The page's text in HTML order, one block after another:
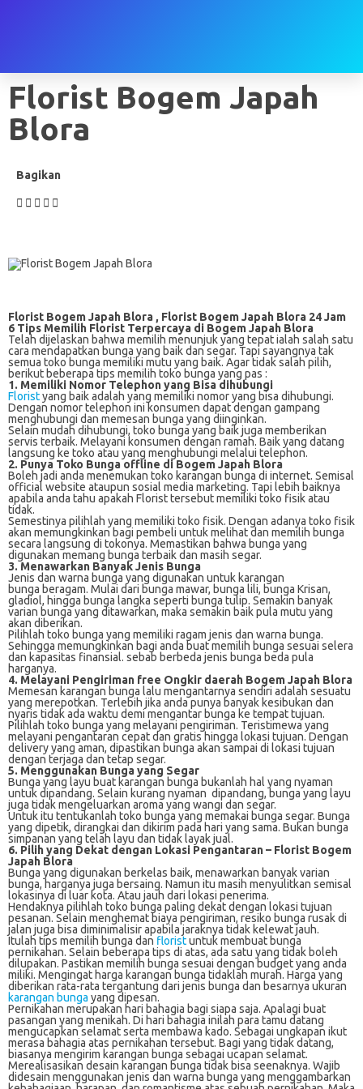
Florist Bogem Japah
Blora
Bagikan
Florist Bogem Japah Blora , Florist Bogem Japah Blora 24 Jam
6 Tips Memilih Florist Terpercaya di Bogem Japah Blora
Telah dijelaskan bahwa memilih menunjuk yang tepat ialah salah satu
cara mendapatkan bunga yang baik dan segar. Tapi sayangnya tak
semua toko bunga memiliki mutu yang baik. Agar tidak salah pilih,
berikut beberapa tips memilih toko bunga yang pas :
1. Memiliki Nomor Telephon yang Bisa dihubungi
Floristyang baik adalah yang memiliki nomor yang bisa dihubungi.
Dengan nomor telephon ini konsumen dapat dengan gampang
menghubungi dan memesan bunga yang diinginkan.
Selain mudah dihubungi, toko bunga yang baik juga memberikan
servis terbaik. Melayani konsumen dengan ramah. Baik yang datang
langsung ke toko atau yang menghubungi melalui telephon.
2. Punya Toko Bunga offline di Bogem Japah Blora
Boleh jadi anda menemukan toko karangan bunga di internet. Semisal
official website ataupun sosial media marketing. Tapi lebih baiknya
apabila anda tahu apakah Florist tersebut memiliki toko fisik atau
tidak.
Semestinya pilihlah yang memiliki toko fisik. Dengan adanya toko fisik
akan memungkinkan bagi pembeli untuk melihat dan memilih bunga
secara langsung di tokonya. Memastikan bahwa bunga yang
digunakan memang bunga terbaik dan masih segar.
3. Menawarkan Banyak Jenis Bunga
Jenis dan warna bunga yang digunakan untuk karangan
bunga beragam. Mulai dari bunga mawar, bunga lili, bunga Krisan,
gladiol, hingga bunga langka seperti bunga tulip. Semakin banyak
varian bunga yang ditawarkan, maka semakin baik pula mutu yang
akan diberikan.
Pilihlah toko bunga yang memiliki ragam jenis dan warna bunga.
Sehingga memungkinkan bagi anda buat memilih bunga sesuai selera
dan kapasitas finansial. sebab berbeda jenis bunga beda pula
harganya.
4. Melayani Pengiriman free Ongkir daerah Bogem Japah Blora
Memesan karangan bunga lalu mengantarnya sendiri adalah sesuatu
yang merepotkan. Terlebih jika anda punya banyak kesibukan dan
nyaris tidak ada waktu demi mengantar bunga ke tempat tujuan.
Pilihlah toko bunga yang melayani pengiriman. Teristimewa yang
melayani pengantaran cepat dan gratis hingga lokasi tujuan. Dengan
delivery yang aman, dipastikan bunga akan sampai di lokasi tujuan
dengan terjaga dan tetap segar.
5. Menggunakan Bunga yang Segar
Bunga yang layu buat karangan bunga bukanlah hal yang nyaman
untuk dipandang. Selain kurang nyaman dipandang, bunga yang layu
juga tidak mengeluarkan aroma yang wangi dan segar.
Untuk itu tentukanlah toko bunga yang memakai bunga segar. Bunga
yang dipetik, dirangkai dan dikirim pada hari yang sama. Bukan bunga
simpanan yang telah layu dan tidak layak jual.
6. Pilih yang Dekat dengan Lokasi Pengantaran – Florist Bogem
Japah Blora
Bunga yang digunakan berkelas baik, menawarkan banyak varian
bunga, harganya juga bersaing. Namun itu masih menyulitkan semisal
lokasinya di luar kota. Atau jauh dari lokasi penerima.
Hendaknya pilihlah toko bunga paling dekat dengan lokasi tujuan
pesanan. Selain menghemat biaya pengiriman, resiko bunga rusak di
jalan juga bisa diminimalisir apabila jaraknya tidak kelewat jauh.
Itulah tips memilih bunga dan floristuntuk membuat bunga
pernikahan. Selain beberapa tips di atas, ada satu yang tidak boleh
dilupakan. Pastikan memilih bunga sesuai dengan budget yang anda
miliki. Mengingat harga karangan bunga tidaklah murah. Harga yang
diberikan rata-rata tergantung dari jenis bunga dan besarnya ukuran
karangan bunga yang dipesan.
Pernikahan merupakan hari bahagia bagi siapa saja. Apalagi buat
pasangan yang menikah. Di hari bahagia inilah para tamu datang
mengucapkan selamat serta membawa kado. Sebagai ungkapan ikut
merasa bahagia atas pernikahan tersebut. Bagi yang tidak datang,
biasanya mengirim karangan bunga sebagai ucapan selamat.
Merealisasikan desain karangan bunga tidak bisa seenaknya. Wajib
didesain menggunakan jenis dan warna bunga yang menggambarkan